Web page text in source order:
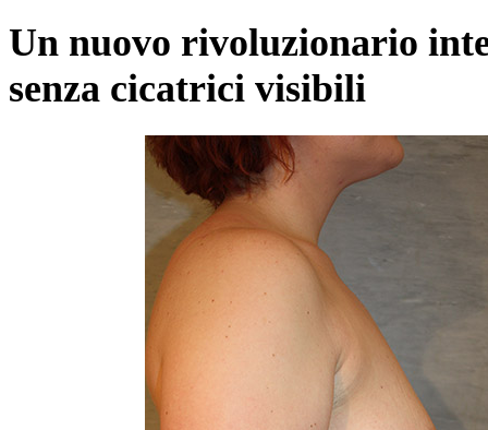
Un nuovo rivoluzionario
senza cicatrici visibili